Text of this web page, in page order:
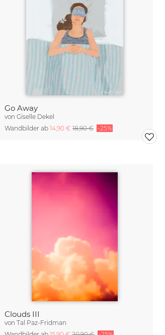
Go Away
vonGiselle Dekel
Wandbilder ab14,90 €18,90 € -25%
Clouds III
vonTal Paz-Fridman